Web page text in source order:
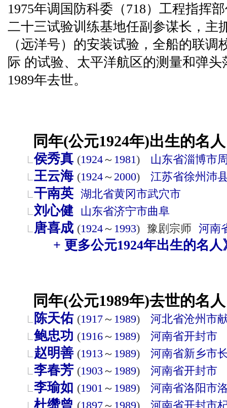
1975年调国防科委（718）工程指挥
二十三试验训练基地任副参谋长，主
（远洋号）的安装试验，全船的联
际 的试验、太平洋航区的测量和弹
1989年去世。
同年(公元1924年)出生的名
侯秀真 (1924～ 1981) 山东省淄博市
王云海 (1924～ 2000) 江苏省徐州 沛
干南英 湖北省黄冈市武穴市
刘心健 山东省济宁市曲阜
唐喜成 (1924～ 1993) 豫剧宗师 河南
+ 更多公元1924年出生的名人
同年(公元1989年)去世的名
陈天佑 (1917～ 1989) 河北省沧州市
鲍忠功 (1916～ 1989) 河南省开封市
赵明善 (1913 ～ 1989) 河南省新乡市
李春芳 (1903 ～ 1989) 河南省开封市
李瑜如 (1901 ～ 1989) 河南省洛阳市
杜缵曾 (1897～ 1989) 河南省开封市